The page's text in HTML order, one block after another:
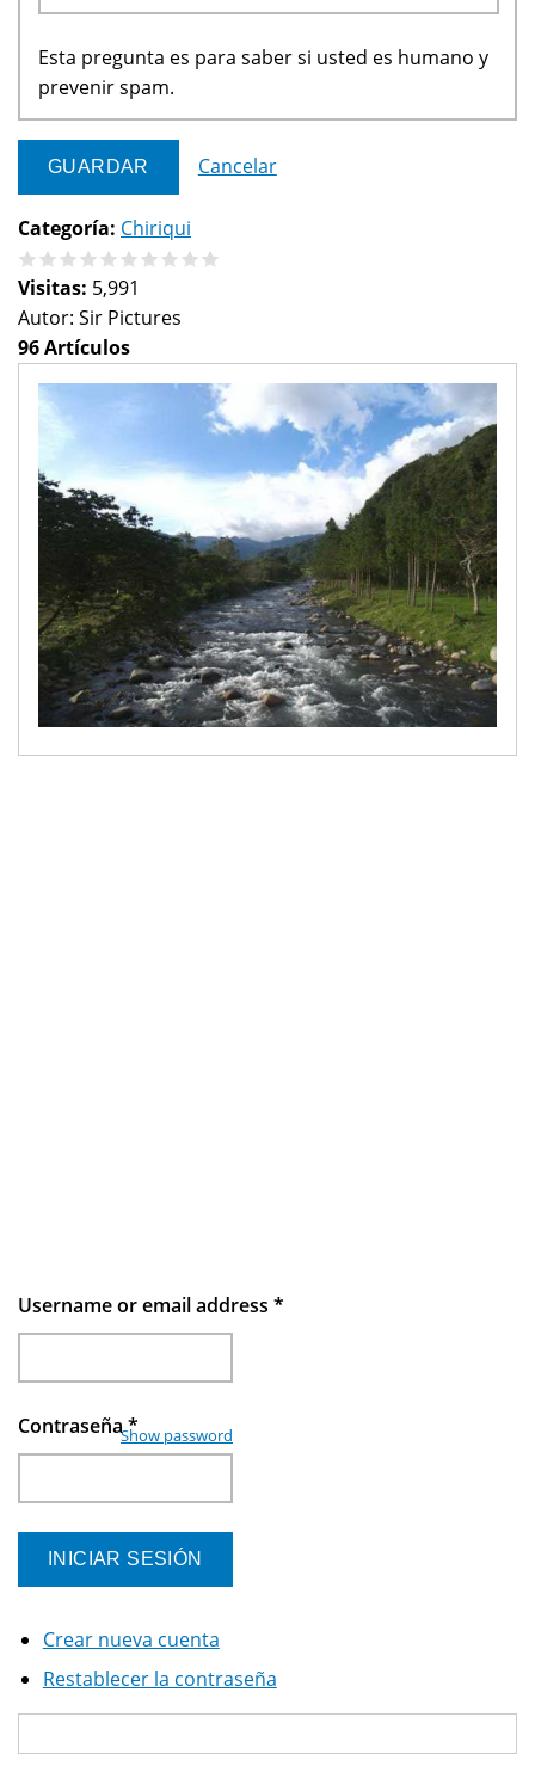
Esta pregunta es para saber si usted es humano y
prevenir spam.
Cancelar
Categoría: Chiriqui
Visitas: 5,991
Autor: Sir Pictures
96 Artículos
Username or email address *
Contraseña*
Show password
Crear nueva cuenta
Restablecer la contraseña